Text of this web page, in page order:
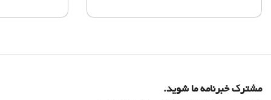
مشترک خبرنامه ما شوید.